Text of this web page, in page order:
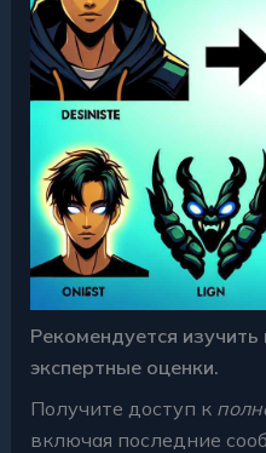
Рекомендуется
экспертные оценки.
Получите доступ к
включая последние